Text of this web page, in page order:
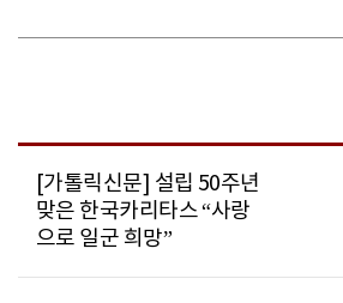
[가톨릭신문] 설립 50주년
맞은 한국카리타스 “사랑
으로 일군 희망”